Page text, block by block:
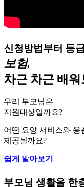
신청방법부터 등
보험,
차근 차근 배워
우리 부모님은
지원대상일까요?
어떤 요양 서비스와 용
제공될까요?
쉽게 알아보기
부모님 생활을 한